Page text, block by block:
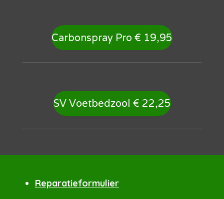
Carbonspray Pro € 19,95
SV Voetbedzool € 22,25
Reparatieformulier